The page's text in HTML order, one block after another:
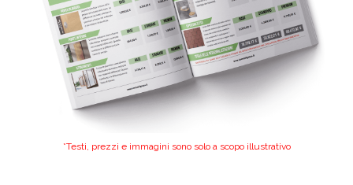
*Testi, prezzi e immagini sono solo a scopo illustrativo